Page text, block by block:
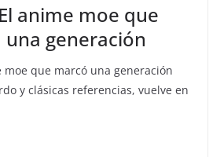
anime moe que
generación
moe que marcó una generación
y clásicas referencias, vuelve en